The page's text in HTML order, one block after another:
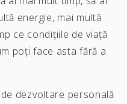
energie, mai multă
ce condițiile de viață
poți face asta fără a
dezvoltare personală